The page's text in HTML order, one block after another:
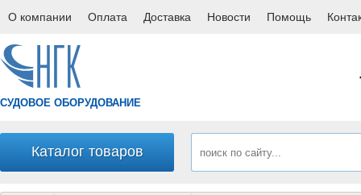
О компании Оплата Доставка Новости Помощь
СУДОВОЕ ОБОРУДОВАНИЕ
Каталог товаров